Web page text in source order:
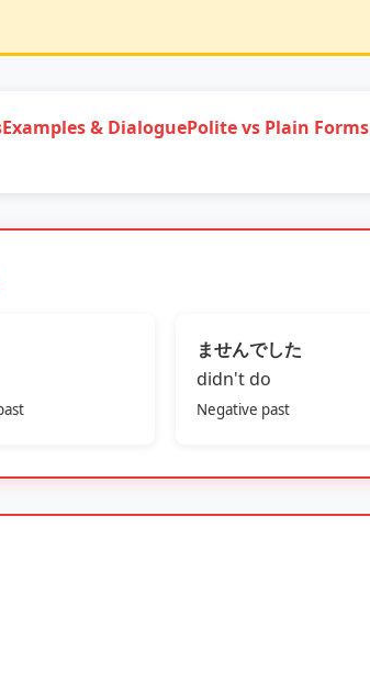
Examples & DialoguePolite vs Plain Forms
ませんでした
didn't do
Negative past